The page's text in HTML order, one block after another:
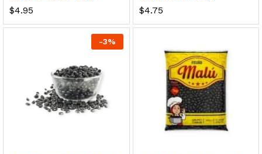
$4.95 $4.75
-3%